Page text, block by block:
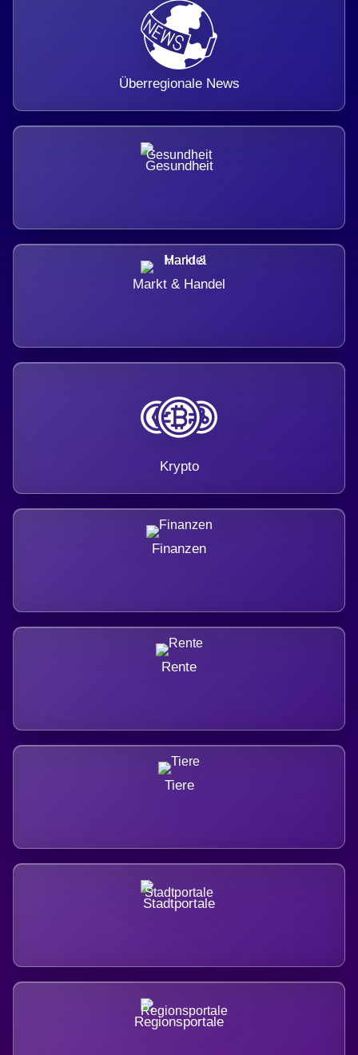
Überregionale News
Gesundheit
Markt & Handel
Krypto
Finanzen
Rente
Tiere
Stadtportale
Regionsportale